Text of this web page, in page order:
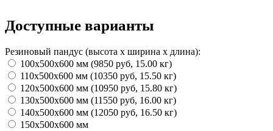
Доступные варианты
Резиновый пандус (высота х ширина х длина):
100х500х600 мм (9850 руб, 15.00 кг)
110х500х600 мм (10350 руб, 15.50 кг)
120х500х600 мм (10950 руб, 15.80 кг)
130х500х600 мм (11550 руб, 16.00 кг)
140х500х600 мм (12050 руб, 16.50 кг)
150х500х600 мм